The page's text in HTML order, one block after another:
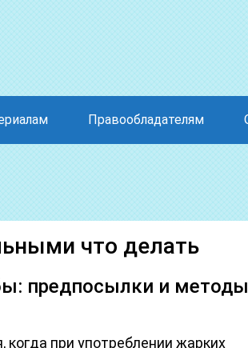
Правообладателям
что делать
предпосылки и методы
когда при употреблении жарких